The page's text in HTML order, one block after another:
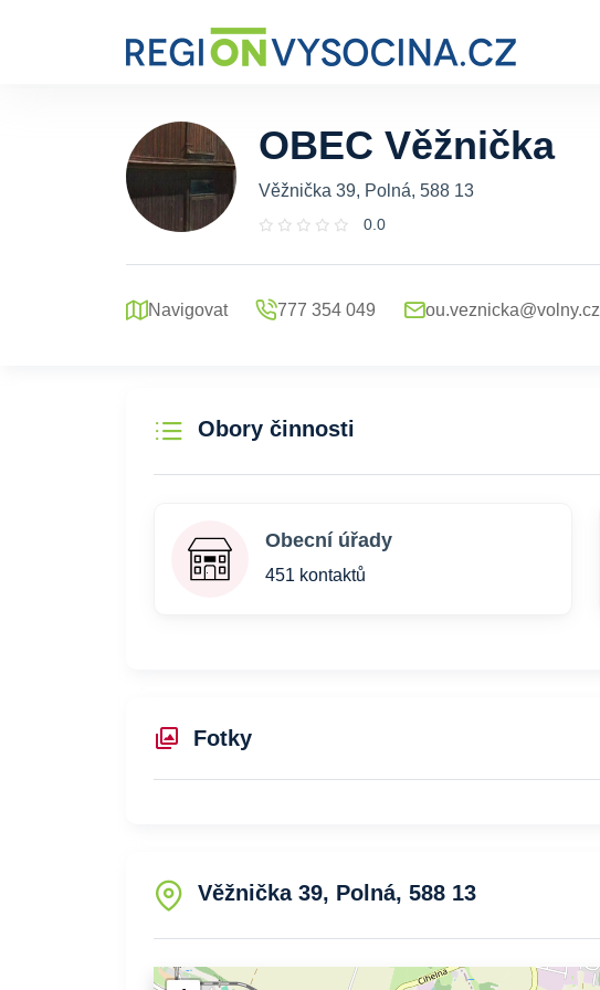
OBEC Věžnička
Věžnička 39, Polná, 588 13
0.0
Navigovat 777 354 049 ou.veznicka@volny.cz
Obory činnosti
Obecní úřady
451 kontaktů
Fotky
Věžnička 39, Polná, 588 13